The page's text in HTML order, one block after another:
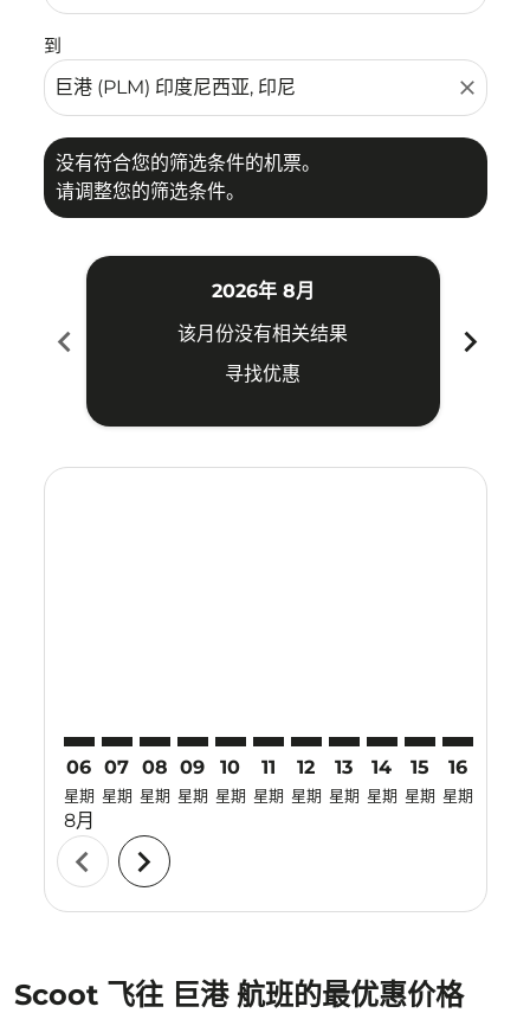
到
close
没有符合您的筛选条件的机票。
请调整您的筛选条件。
chevron_left
2026年 8月
该月份没有相关结果
寻找优惠
chevron_right
06
星期
8月
07
星期
08
星期
09
星期
10
星期
11
星期
12
星期
13
星期
14
星期
15
星期
16
星期
chevron_left chevron_right
Scoot 飞往 巨港 航班的最优惠价格